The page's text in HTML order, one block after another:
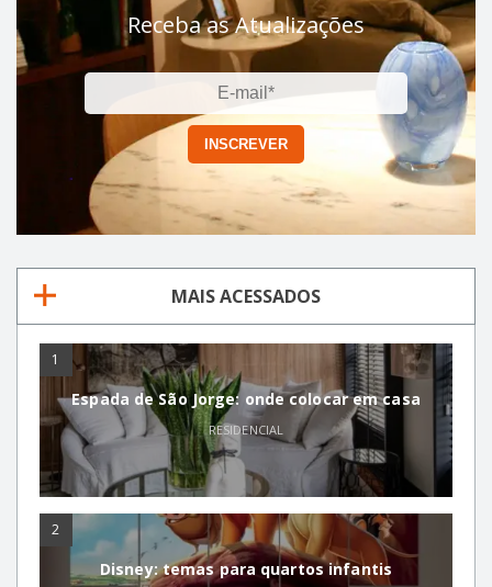
Receba as Atualizações
MAIS ACESSADOS
1
Espada de São Jorge: onde colocar em casa
RESIDENCIAL
2
Disney: temas para quartos infantis